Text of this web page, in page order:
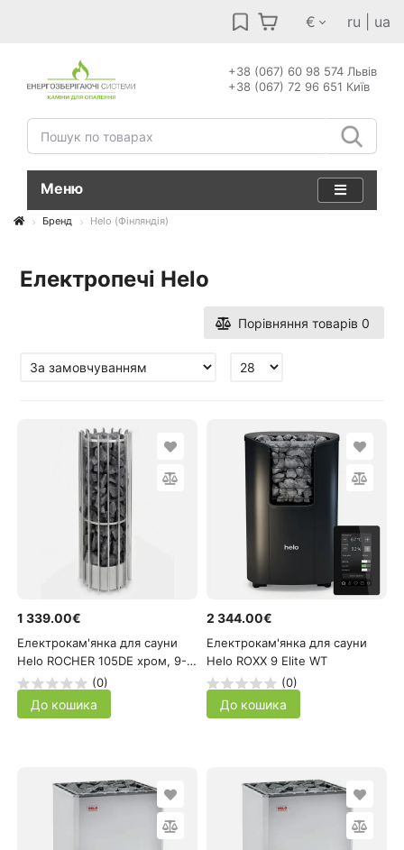
€ ru ua
+38 (067) 60 98 574 Львів
+38 (067) 72 96 651 Київ
Меню
Бренд Helo (Фінляндія)
Електропечі Helo
Порівняння товарів 0
1 339.00€
Електрокам'янка для сауни
Helo ROCHER 105DE хром, 9-
15м³
(0)
До кошика
2 344.00€
Електрокам'янка для сауни
Helo ROXX 9 Elite WT
(0)
До кошика